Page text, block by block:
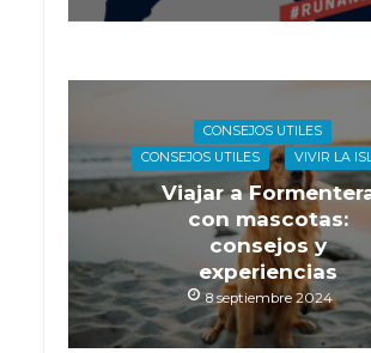
CONSEJOS UTILES
CONSEJOS UTILES
VIVIR LA
Viajar a
con mascotas:
consejos y
experiencias
8 septiembre 2024